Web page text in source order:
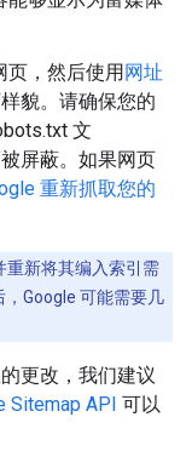
页，然后使用网址
貌。请确保您的
文
屏蔽。如果网页
重新抓取您的
重新将其编入索引需
Google 可能需要几
更改，我们建议
Sitemap API 可以